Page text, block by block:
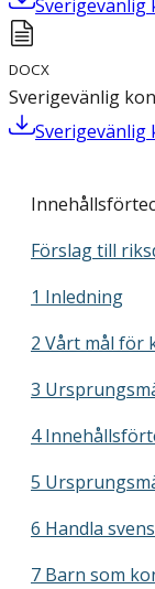
DOCX
Sverigevänlig
Förslag till
1 Inledning
2 Vårt mål för
3
4
5
6 Handla
7 Barn som